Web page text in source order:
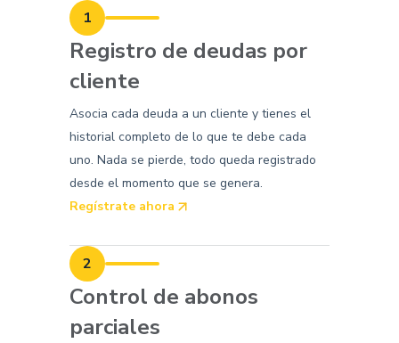
1
Registro de deudas por
cliente
Asocia cada deuda a un cliente y tienes el
historial completo de lo que te debe cada
uno. Nada se pierde, todo queda registrado
desde el momento que se genera.
Regístrate ahora
2
Control de abonos
parciales